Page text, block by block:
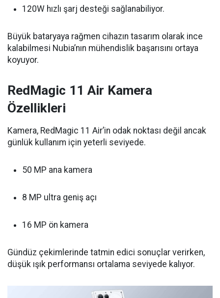
120W hızlı şarj desteği sağlanabiliyor.
Büyük bataryaya rağmen cihazın tasarım olarak ince
kalabilmesi Nubia’nın mühendislik başarısını ortaya
koyuyor.
RedMagic 11 Air Kamera
Özellikleri
Kamera, RedMagic 11 Air’in odak noktası değil ancak
günlük kullanım için yeterli seviyede.
50 MP ana kamera
8 MP ultra geniş açı
16 MP ön kamera
Gündüz çekimlerinde tatmin edici sonuçlar verirken,
düşük ışık performansı ortalama seviyede kalıyor.